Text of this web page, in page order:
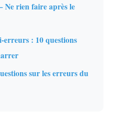
rien faire après le
erreurs : 10 questions
sur les erreurs du